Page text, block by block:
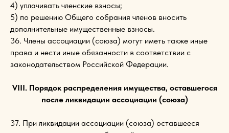
4) уплачивать членские взносы;
5) по решению Общего собрания членов вносить
дополнительные имущественные взносы.
36. Члены ассоциации (союза) могут иметь также иные
права и нести иные обязанности в соответствии с
законодательством Российской Федерации.
VIII. Порядок распределения имущества, оставшегося
после ликвидации ассоциации (союза)
37. При ликвидации ассоциации (союза) оставшееся